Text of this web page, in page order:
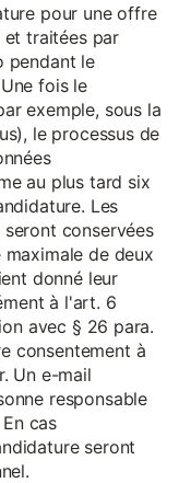
pour une offre
traitées par
pendant le
fois le
exemple, sous la
le processus de
au plus tard six
Les
conservées
de deux
donné leur
à l'art. 6
avec § 26 para.
consentement à
Un e-mail
responsable
cas
seront